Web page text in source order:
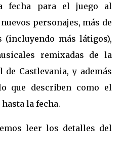
fecha para el juego al
personajes, más de
(incluyendo más látigos),
remixadas de la
Castlevania, y además
que describen como el
la fecha.
leer los detalles del